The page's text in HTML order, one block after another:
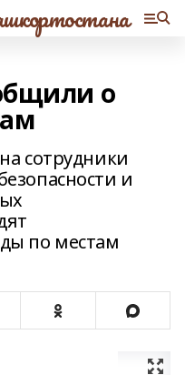
о
сотрудники
и
по местам